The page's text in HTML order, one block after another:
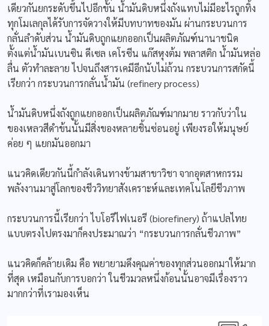
เดียวกันยกระดับขึ้นไปอีกขั้น น้ำมันดิบหนึ่งถังแทบไม่มีอะไรถูกทิ้ง
ทุกโมเลกุลได้รับการจัดวางให้มีบทบาทของมัน ผ่านกระบวนการ
กลั่นลำดับส่วน น้ำมันดิบถูกแยกออกเป็นผลิตภัณฑ์นานาชนิด
ตั้งแต่น้ำมันเบนซิน ดีเซล เคโรซีน แก๊สหุงต้ม พลาสติก น้ำมันหล่อ
ลื่น ตัวทำละลาย ไปจนถึงสารเคมีอีกนับไม่ถ้วน กระบวนการสกัดนี้
เรียกว่า กระบวนการกลั่นน้ำมัน (refinery process)
น้ำมันดิบหนึ่งถังถูกแยกออกเป็นผลิตภัณฑ์มากมาย ราวกับว่าใน
ของเหลวสีดำข้นนั้นมีสิ่งของหลายชิ้นซ่อนอยู่ เพียงรอให้มนุษย์
ค่อย ๆ แยกมันออกมา
แนวคิดเดียวกันนี้กำลังเดินทางข้ามสาขาวิชา จากอุตสาหกรรม
พลังงานมาสู่โลกของชีววิทยาสังเคราะห์และเทคโนโลยีชีวภาพ
กระบวนการนี้เรียกว่า ไบโอรีไฟเนอรี (biorefinery) ถ้าแปลไทย
แบบตรงไปตรงมาก็คงประมาณว่า “กระบวนการกลั่นชีวภาพ”
แนวคิดก็คล้ายเดิม คือ พยายามดึงคุณค่าของทุกส่วนออกมาให้มาก
ที่สุด เหมือนกับการบอกว่า ในชีวมวลหนึ่งก้อนนั้นอาจมีเรื่องราว
มากกว่าที่เรามองเห็น